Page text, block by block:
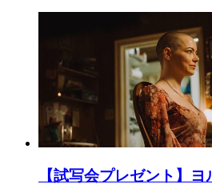
【試写会プレゼント】